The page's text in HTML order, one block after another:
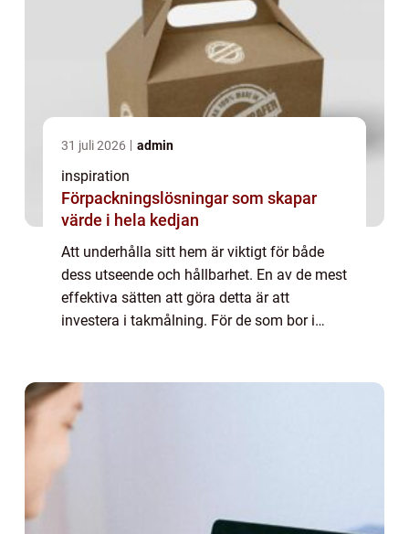
31 juli 2026 admin
inspiration
Förpackningslösningar som skapar
värde i hela kedjan
Att underhålla sitt hem är viktigt för både
dess utseende och hållbarhet. En av de mest
effektiva sätten att göra detta är att
investera i takmålning. För de som bor i